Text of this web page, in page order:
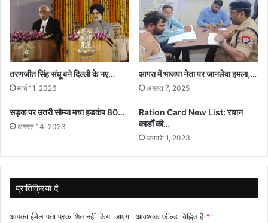
तरणजीत सिंह संधू बने दिल्ली के नए…
मार्च 11, 2026
आगरा में भाजपा नेता पर जानलेवा हमला,…
अगस्त 7, 2025
सड़क पर उतरी सौम्या मचा हडकंप 80…
अगस्त 14, 2023
Ration Card New List: राशन
कार्डों की…
जनवरी 1, 2023
प्रातिक्रिया दे
आपका ईमेल पता प्रकाशित नहीं किया जाएगा. आवश्यक फ़ील्ड चिह्नित हैं *